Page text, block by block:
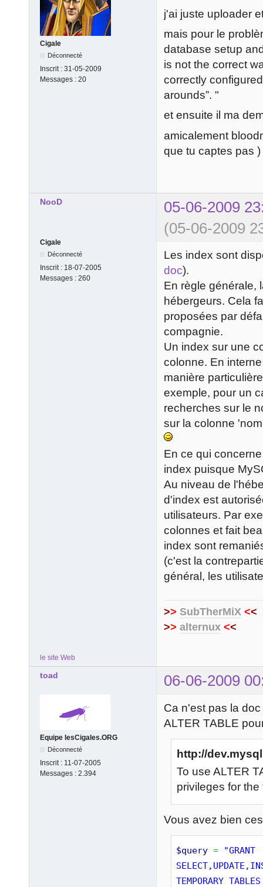
Cigale
Déconnecté
Inscrit : 31-05-2009
Messages : 20
j'ai juste uploader
mais pour le
database setup
is not the correct
correctly
arounds”. "
et ensuite il ma
amicalement
que tu captes pas )
NooD
05-06-2009
(05-06-2009
Cigale
Déconnecté
Inscrit : 18-07-2005
Messages : 260
Les index sont
doc).
En règle générale,
hébergeurs. Cela
proposées par
compagnie.
Un index sur une
colonne. En
manière
exemple, pour un
recherches sur le
sur la colonne
En ce qui
index puisque
Au niveau de
d'index est
utilisateurs. Par
colonnes et fait
index sont
(c'est la
général, les
>> SubTherMiX <<
>> alternux <<
le site Web
toad 06-06-2009
Equipe lesCigales.ORG
Déconnecté
Inscrit : 11-07-2005
Messages : 2.394
Ca n'est pas la
ALTER TABLE
http://
To use ALTER
privileges for the
Vous avez bien
$query =
"GRANT
TEMPORARY